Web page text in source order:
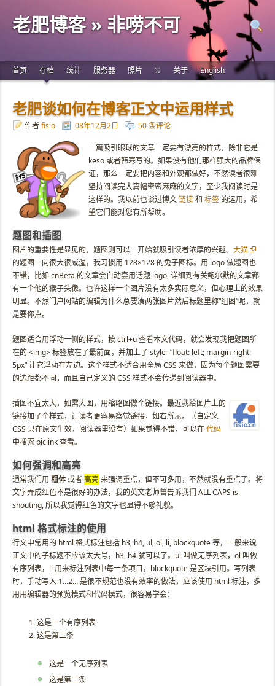
老肥博客 » 非唠不可
首页 存档 统计 服务器 照片 𝕏 关于 English
老肥谈如何在博客正文中运用样式
作者fisio 08年12月2日 50 条评论
一篇吸引眼球的文章一定要有漂亮的样式，除非它是
keso 或者韩寒写的。如果没有他们那样强大的品牌保
证，那么一定要把内容和外观都做好，不然读者很难
坚持阅读完大篇幅密密麻麻的文字，至少我阅读时是
这样的。我以前也谈过博文链接和 标签 的运用，希
望它们能对您有所帮助。
题图和插图
图片的重要性是显见的，题图则可以一开始就吸引读者浓厚的兴趣。 大猫
的题图一向很大很咸湿，我习惯用 128×128 的兔子图标。 用 logo 做题图也
不错，比如 cnBeta 的文章会自动套用话题 logo, 详细到有关鲍尔默的文章都
有一个他的猴子头像。也许这样一个图片没有太多实际意义，但心理上的效果
明显。不然门户网站的编辑为什么总要凑两张图片然后标题里称“组图”呢，就
是要你点。
题图适合用浮动一侧的样式，按 ctrl+u 查看本文代码，就会发现我把题图所
在的 <img> 标签放在了最前面，并加上了 style=”float: left; margin-right:
5px” 让它浮动在左边。这个样式不适合用全局 CSS 来做，因为每个题图需要
的边距都不同，而且自己定义的 CSS 样式不会传递到阅读器中。
插图不宜太大，如需大图，用缩略图做个链接。最近我给图片上的
链接加了个样式，让读者更容易察觉链接，如右所示。（自定义
CSS 只在原文生效，阅读器里没有）如果觉得不错，可以在代码
中搜索 piclink 查看。
如何强调和高亮
通常我们用 粗体或者高亮来强调重点，但不可多用，不然就没有重点了。将
文字弄成红色不是很好的办法，我的英文老师曾告诉我们 ALL CAPS is
shouting, 所以我觉得红色的文字也显得不够礼貌。
html 格式标注的使用
行文中常用的 html 格式标注包括 h3, h4, ul, ol, li, blockquote 等，一般来说
正文中的子标题不应该太大号，h3, h4 就可以了。ul 叫做无序列表，ol 叫做
有序列表，li 用来标注列表中每一条项目，blockquote 是区块引用。写列表
时，手动写入 1…2… 是很不规范也没有效率的做法，应该使用 html 标注，多
用用编辑器的预览模式和代码模式，很容易学会：
这是一个有序列表
这是第二条
这是一个无序列表
这是第二条